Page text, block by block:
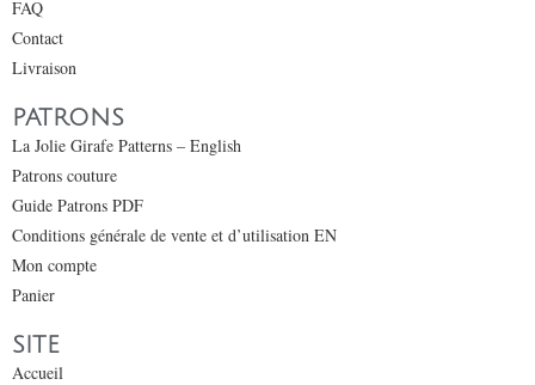
FAQ
Contact
Livraison
PATRONS
La Jolie Girafe Patterns – English
Patrons couture
Guide Patrons PDF
Conditions générale de vente et d’utilisation EN
Mon compte
Panier
SITE
Accueil